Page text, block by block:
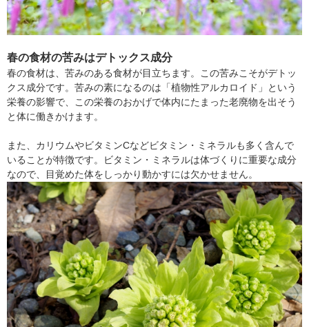
春の食材の苦みはデトックス成分
春の食材は、苦みのある食材が目立ちます。この苦みこそがデトッ
クス成分です。苦みの素になるのは「植物性アルカロイド」という
栄養の影響で、この栄養のおかげで体内にたまった老廃物を出そう
と体に働きかけます。
また、カリウムやビタミンCなどビタミン・ミネラルも多く含んで
いることが特徴です。ビタミン・ミネラルは体づくりに重要な成分
なので、目覚めた体をしっかり動かすには欠かせません。